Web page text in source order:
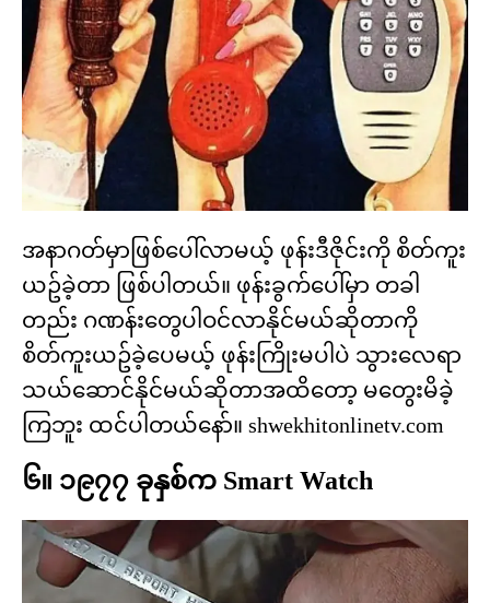
အနာဂတ်မှာဖြစ်ပေါ်လာမယ့် ဖုန်းဒီဇိုင်းကို စိတ်ကူး
ယဥ်ခဲ့တာ ဖြစ်ပါတယ်။ ဖုန်းခွက်ပေါ်မှာ တခါ
တည်း ဂဏန်းတွေပါဝင်လာနိုင်မယ်ဆိုတာကို
စိတ်ကူးယဥ်ခဲ့ပေမယ့် ဖုန်းကြိုးမပါပဲ သွားလေရာ
သယ်ဆောင်နိုင်မယ်ဆိုတာအထိတော့ မတွေးမိခဲ့
ကြဘူး ထင်ပါတယ်နော်။ shwekhitonlinetv.com
၆။ ၁၉၇၇ ခုနှစ်က Smart Watch